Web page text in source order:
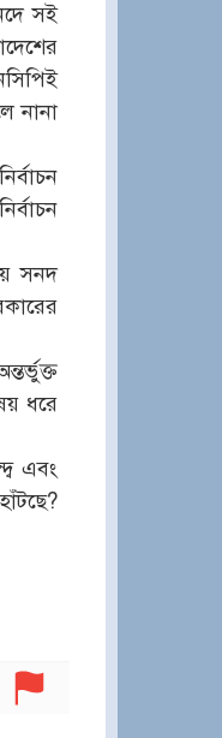
সই
নানা
সনদ
ধরে
এবং